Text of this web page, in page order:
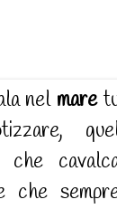
nel mare
che
che